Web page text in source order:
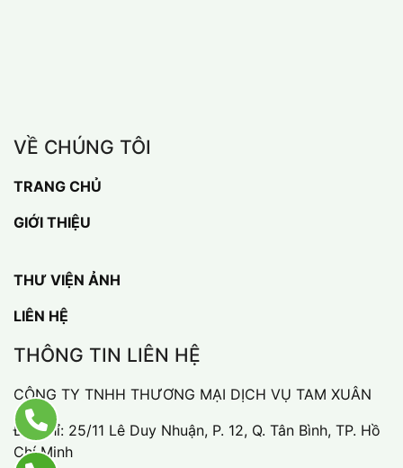
VỀ CHÚNG TÔI
TRANG CHỦ
GIỚI THIỆU
THƯ VIỆN ẢNH
LIÊN HỆ
THÔNG TIN LIÊN HỆ
CÔNG TY TNHH THƯƠNG MẠI DỊCH VỤ TAM XUÂN
Địa chỉ: 25/11 Lê Duy Nhuận, P. 12, Q. Tân Bình, TP. Hồ
Chí Minh